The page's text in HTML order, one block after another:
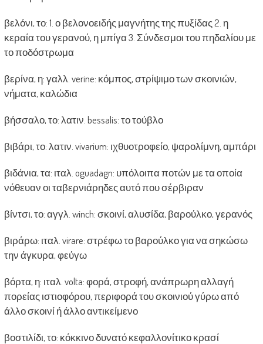
βελόνι, το: 1. ο βελονοειδής μαγνήτης της πυξίδας 2. η
κεραία του γερανού, η μπίγα 3. Σύνδεσμοι του πηδαλίου με
το ποδόστρωμα
βερίνα, η: γαλλ. verine: κόμπος, στρίψιμο των σκοινιών,
νήματα, καλώδια
βήσσαλο, το: λατιν. bessalis: το τούβλο
βιβάρι, το: λατιν. vivarium: ιχθυοτροφείο, ψαρολίμνη, αμπάρι
βιδάνια, τα: ιταλ. oguadagn: υπόλοιπα ποτών με τα οποία
νόθευαν οι ταβερνιάρηδες αυτό που σέρβιραν
βίντσι, το: αγγλ. winch: σκοινί, αλυσίδα, βαρούλκο, γερανός
βιράρω: ιταλ. virare: στρέφω το βαρούλκο για να σηκώσω
την άγκυρα, φεύγω
βόρτα, η: ιταλ. volta: φορά, στροφή, ανάπρωρη αλλαγή
πορείας ιστιοφόρου, περιφορά του σκοινιού γύρω από
άλλο σκοινί ή άλλο αντικείμενο
βοστιλίδι, το: κόκκινο δυνατό κεφαλλονίτικο κρασί